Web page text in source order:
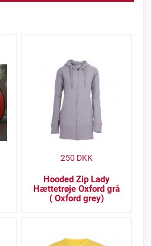
Hooded Zip Lady
Hættetrøje Oxford grå
( Oxford grey)
250 DKK